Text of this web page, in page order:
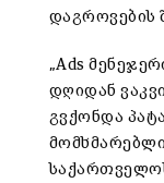
დაგროვების
„Ads
დღიდან
გვქონდა